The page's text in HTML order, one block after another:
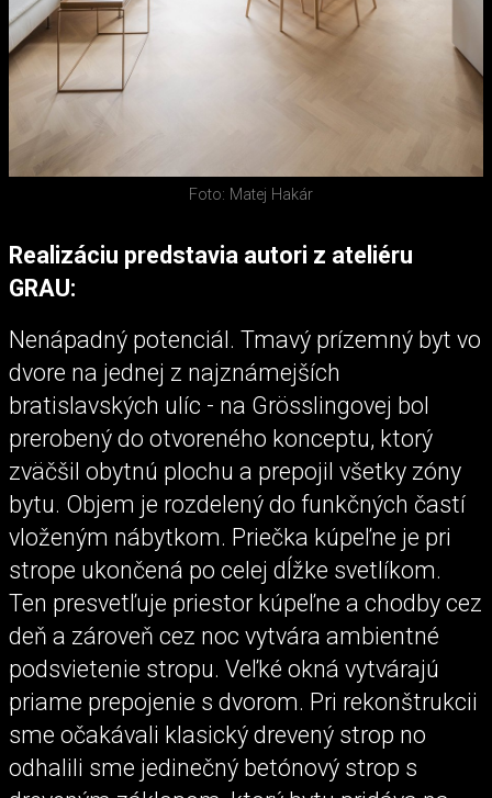
Foto: Matej Hakár
Realizáciu predstavia autori z ateliéru
GRAU:
Nenápadný potenciál. Tmavý prízemný byt vo
dvore na jednej z najznámejších
bratislavských ulíc - na Grösslingovej bol
prerobený do otvoreného konceptu, ktorý
zväčšil obytnú plochu a prepojil všetky zóny
bytu. Objem je rozdelený do funkčných častí
vloženým nábytkom. Priečka kúpeľne je pri
strope ukončená po celej dĺžke svetlíkom.
Ten presvetľuje priestor kúpeľne a chodby cez
deň a zároveň cez noc vytvára ambientné
podsvietenie stropu. Veľké okná vytvárajú
priame prepojenie s dvorom. Pri rekonštrukcii
sme očakávali klasický drevený strop no
odhalili sme jedinečný betónový strop s